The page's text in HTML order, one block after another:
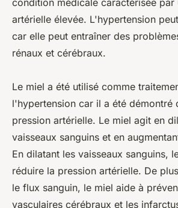
condition médicale caractérisée par
artérielle élevée. L'hypertension
car elle peut entraîner des
rénaux et cérébraux.
Le miel a été utilisé comme
l'hypertension car il a été démontré
pression artérielle. Le miel agit en
vaisseaux sanguins et en
En dilatant les vaisseaux sanguins,
réduire la pression artérielle. De
le flux sanguin, le miel aide à
vasculaires cérébraux et les